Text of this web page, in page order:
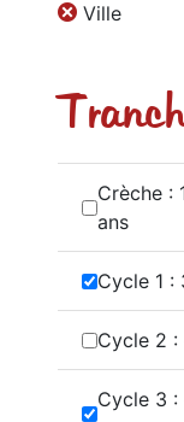
Ville
Crèche :
ans
Cycle 1 :
Cycle 2
Cycle 3 :